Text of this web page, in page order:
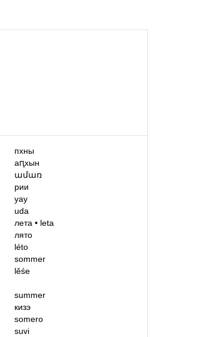
пхны
аԥхын
ամառ
рии
yay
uda
лета• leta
лято
léto
sommer
lěśe
summer
кизэ
somero
suvi